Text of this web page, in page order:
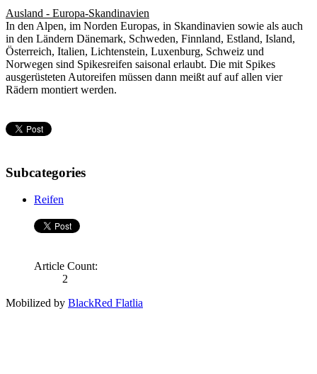
Ausland - Europa-Skandinavien
In den Alpen, im Norden Europas, in Skandinavien sowie als auch
in den Ländern Dänemark, Schweden, Finnland, Estland, Island,
Österreich, Italien, Lichtenstein, Luxenburg, Schweiz und
Norwegen sind Spikesreifen saisonal erlaubt. Die mit Spikes
ausgerüsteten Autoreifen müssen dann meißt auf auf allen vier
Rädern montiert werden.
Subcategories
Reifen
Article Count:
2
Mobilized by BlackRed Flatlia